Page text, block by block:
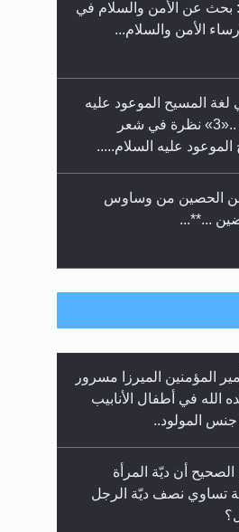
الشهادات في الجامعة
لعام 2025
بحث عن الأمن والسلام في
الأمن والسلام...
المسيح الموعود عليه
السلام ..«3» نظرة في شعر
الموعود عليه السلام.....
الحصين من وساوس
...**...
التّحريك الجديد...
المسيح الموعود عليه
المؤمنين الميرزا مسرور
الله في أطفال الأنابيب
جنس المولود..
أن ديّة المرأة
تساوي نصف ديّة الرجل